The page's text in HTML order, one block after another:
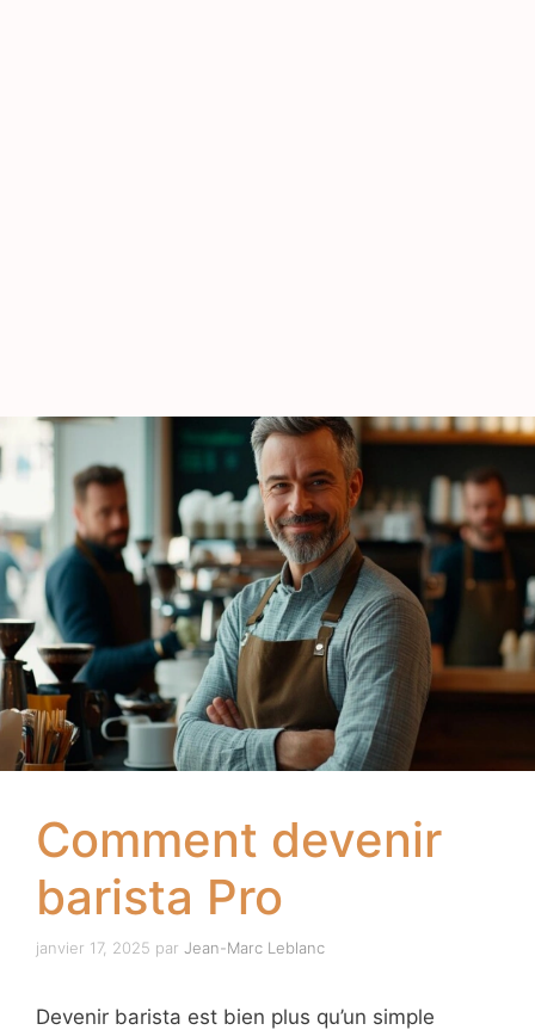
Comment devenir
barista Pro
janvier 17, 2025 par Jean-Marc Leblanc
Devenir barista est bien plus qu’un simple